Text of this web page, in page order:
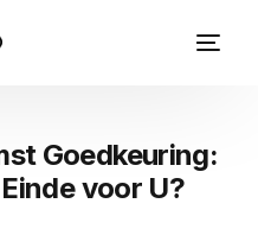
Goedkeuring:
voor U?